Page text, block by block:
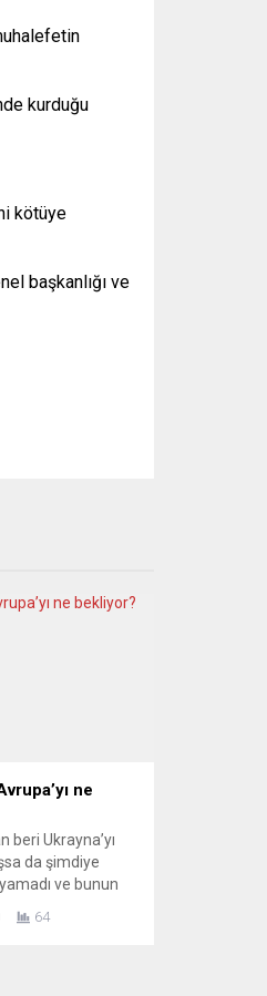
kurduğu
kötüye
başkanlığı ve
ne
beri Ukrayna’yı
da şimdiye
ve bunun
olası bir
64